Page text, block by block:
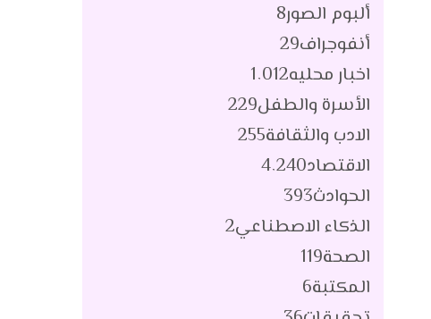
ألبوم الصور8
أنفوجراف29
اخبار محليه1٬012
الأسرة والطفل229
الادب والثقافة255
الاقتصاد4٬240
الحوادث393
الذكاء الاصطناعي2
الصحة119
المكتبة6